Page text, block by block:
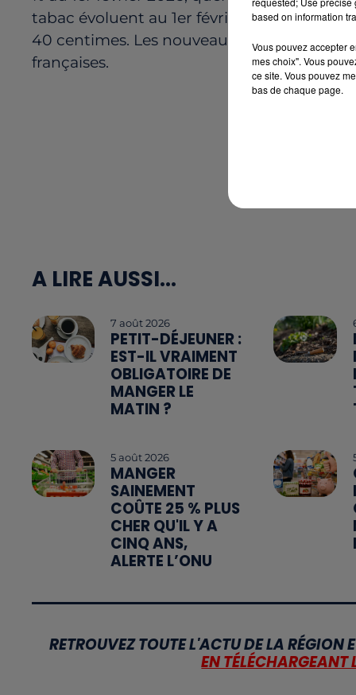
tabac évoluent au 1er février. En 2026,
40 centimes. Les nouveaux prix sont
françaises.
A LIRE AUSSI...
7 août 2026
PETIT-DÉJEUNER :
EST-IL VRAIMENT
OBLIGATOIRE DE
MANGER LE
MATIN ?
5 août 2026
MANGER
SAINEMENT
COÛTE 25 % PLUS
CHER QU'IL Y A
CINQ ANS,
ALERTE L’ONU
RETROUVEZ TOUTE L'ACTU DE LA RÉGION
EN
based on information
Vous pouvez accepter
mes choix". Vous
ce site. Vous pouvez
bas de chaque page.